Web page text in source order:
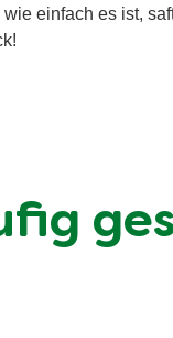
wie einfach es ist,